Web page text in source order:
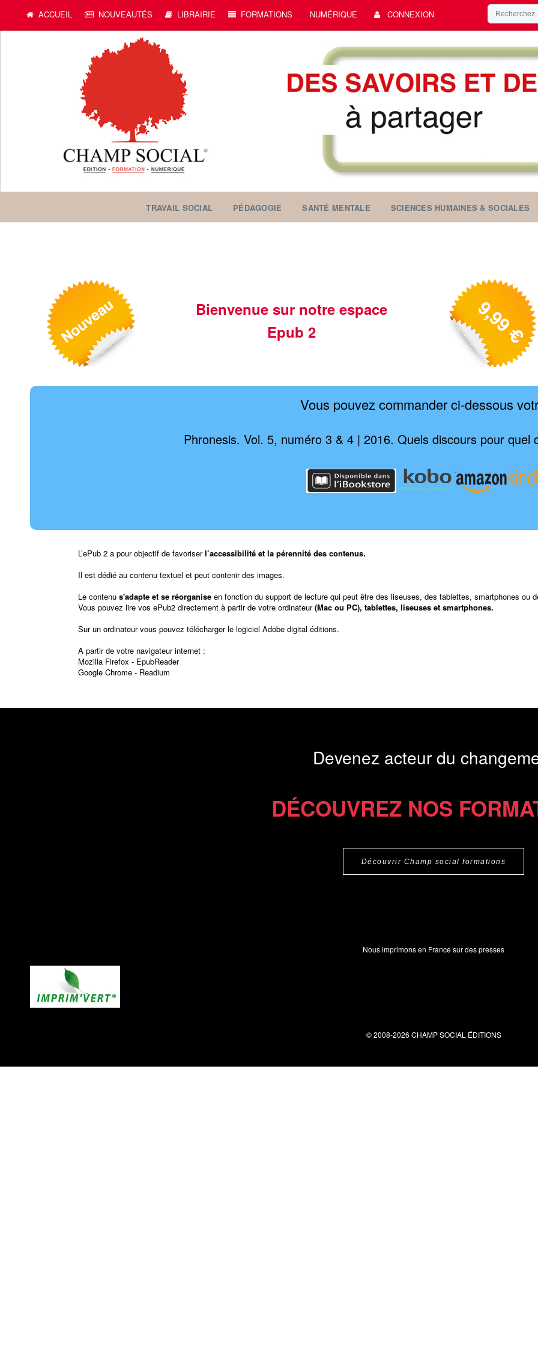
ACCUEIL NOUVEAUTÉS LIBRAIRIE FORMATIONS NUMÉRIQUE CONNEXION
TRAVAIL SOCIAL PÉDAGOGIE SANTÉ MENTALE SCIENCES HUMAINES & SOCIALES
Bienvenue sur notre espace
Epub 2
Vous pouvez commander ci-dessous
Phronesis. Vol. 5, numéro 3 & 4 | 2016. Quels discours pour quel
L’ePub 2 a pour objectif de favoriserl’accessibilité et la pérennité des contenus.
Il est dédié au contenu textuel et peut contenir des images.
Le contenu s'adapte et se réorganise en fonction du support de lecture qui peut être des liseuses, des tablettes, smartphones ou
Vous pouvez lire vos ePub2 directement à partir de votre ordinateur(Mac ou PC), tablettes, liseuses et smartphones.
Sur un ordinateur vous pouvez télécharger le logiciel Adobe digital éditions.
A partir de votre navigateur internet :
Mozilla Firefox - EpubReader
Google Chrome - Readium
Devenez acteur du
DÉCOUVREZ NOS
Découvrir Champ social formations
Nous imprimons en France sur des presses
© 2008-2026 CHAMP SOCIAL ÉDITIONS